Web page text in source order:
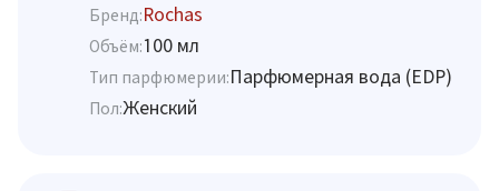
Бренд:Rochas
Объём:100 мл
Тип парфюмерии:Парфюмерная вода (EDP)
Пол:Женский